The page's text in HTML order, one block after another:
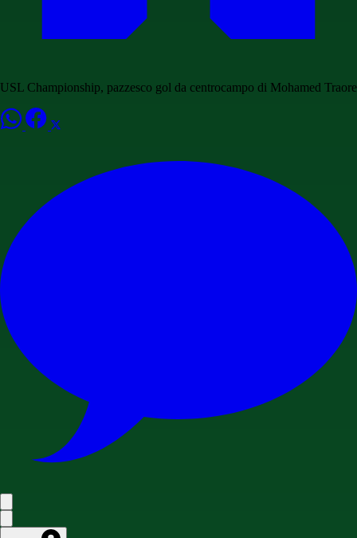
USL Championship, pazzesco gol da centrocampo di Mohamed Traore